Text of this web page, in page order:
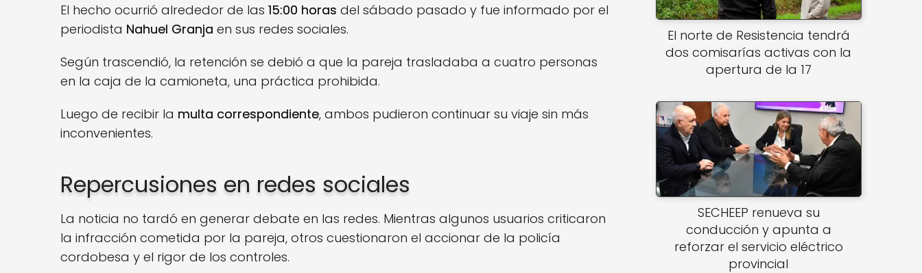
El hecho ocurrió alrededor de las 15:00 horas del sábado pasado y fue informado por el
periodista Nahuel Granja en sus redes sociales.
Según trascendió, la retención se debió a que la pareja trasladaba a cuatro personas
en la caja de la camioneta, una práctica prohibida.
Luego de recibir la multa correspondiente, ambos pudieron continuar su viaje sin más
inconvenientes.
Repercusiones en redes sociales
La noticia no tardó en generar debate en las redes. Mientras algunos usuarios criticaron
la infracción cometida por la pareja, otros cuestionaron el accionar de la policía
cordobesa y el rigor de los controles.
El norte de Resistencia tendrá
dos comisarías activas con la
apertura de la 17
SECHEEP renueva su
conducción y apunta a
reforzar el servicio eléctrico
provincial